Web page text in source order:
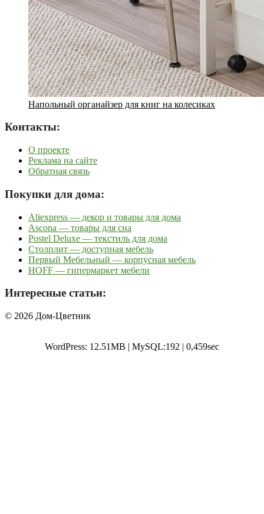
Напольный органайзер для книг на колесиках
Контакты:
О проекте
Реклама на сайте
Обратная связь
Покупки для дома:
Aliexpress — декор и товары для дома
Ascona — товары для сна
Postel Deluxe — текстиль для дома
Столплит — доступная мебель
Первый Мебельный — корпусная мебель
HOFF — гипермаркет мебели
Интересные статьи:
© 2026 Дом-Цветник
WordPress: 12.51MB | MySQL:192 | 0,459sec